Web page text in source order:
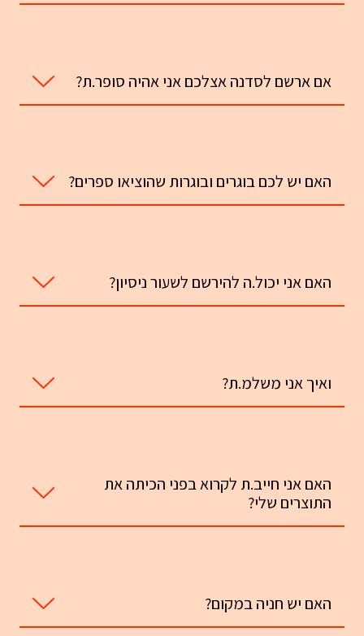
אם ארשם לסדנה אצלכם אני אהיה סופר.ת?
האם יש לכם בוגרים ובוגרות שהוציאו ספרים?
האם אני יכול.ה להירשם לשעור ניסיון?
ואיך אני משלמ.ת?
האם אני חייב.ת לקרוא בפני הכיתה את
התוצרים שלי?
האם יש חניה במקום?